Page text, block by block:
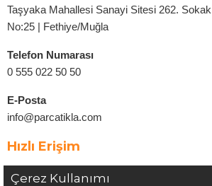
Taşyaka Mahallesi Sanayi Sitesi 262. Sokak
No:25 | Fethiye/Muğla
Telefon Numarası
0 555 022 50 50
E-Posta
info@parcatikla.com
Hızlı Erişim
Çerez Kullanımı